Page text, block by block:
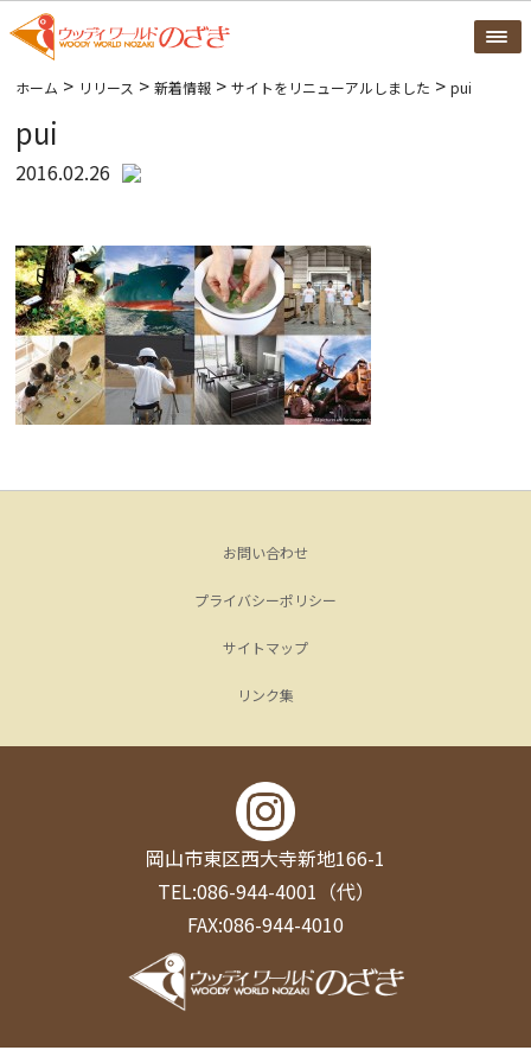
ホーム > リリース >新着情報 >サイトをリニューアルしました >pui
pui
2016.02.26
お問い合わせ
プライバシーポリシー
サイトマップ
リンク集
岡山市東区西大寺新地166-1
TEL:086-944-4001（代）
FAX:086-944-4010